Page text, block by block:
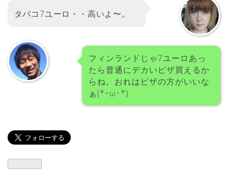
タバコ7ユーロ・・高いよ〜。
フィンランドじゃ7ユーロあっ
たら普通にデカいピザ買えるか
らね。おれはピザの方がいいな
ぁ(*･ω･*)